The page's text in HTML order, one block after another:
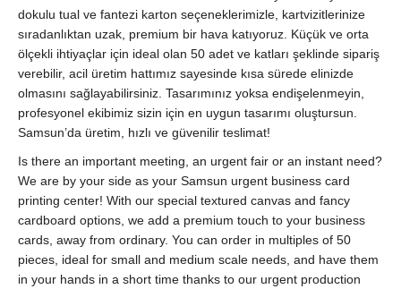
Adet
&
Katları
Üretim
&
Tasarım
Desteği
quantity
dokulu tual ve fantezi karton seçeneklerimizle, kartvizitlerinize
sıradanlıktan uzak, premium bir hava katıyoruz. Küçük ve orta
ölçekli ihtiyaçlar için ideal olan 50 adet ve katları şeklinde sipariş
verebilir, acil üretim hattımız sayesinde kısa sürede elinizde
olmasını sağlayabilirsiniz. Tasarımınız yoksa endişelenmeyin,
profesyonel ekibimiz sizin için en uygun tasarımı oluştursun.
Samsun’da üretim, hızlı ve güvenilir teslimat!
Is there an important meeting, an urgent fair or an instant need?
We are by your side as your Samsun urgent business card
printing center! With our special textured canvas and fancy
cardboard options, we add a premium touch to your business
cards, away from ordinary. You can order in multiples of 50
pieces, ideal for small and medium scale needs, and have them
in your hands in a short time thanks to our urgent production